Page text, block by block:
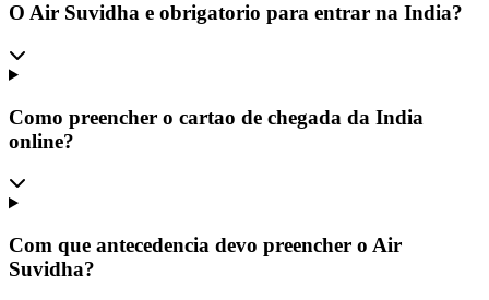
O Air Suvidha e obrigatorio para entrar na India?
Como preencher o cartao de chegada da India
online?
Com que antecedencia devo preencher o Air
Suvidha?